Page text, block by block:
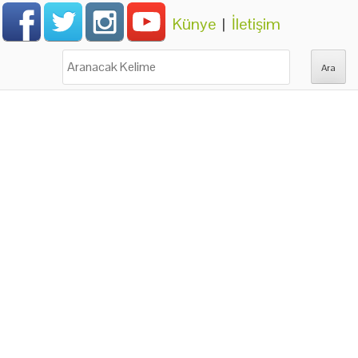
Künye | İletişim